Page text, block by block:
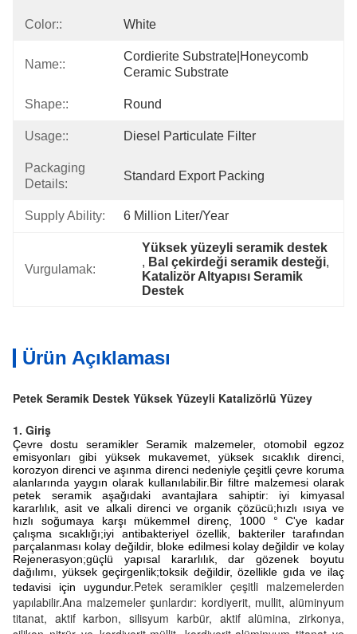
Color:: White
Name::
Cordierite Substrate|honeycomb
Ceramic Substrate
Shape:: Round
Usage:: Diesel Particulate Filter
Packaging
Details:
Standard Export Packing
Supply Ability: 6 Million Liter/year
Vurgulamak:
Yüksek yüzeyli seramik destek
, Bal çekirdeği seramik desteği
Katalizör Altyapısı Seramik
Destek
Ürün Açıklaması
Petek Seramik Destek Yüksek Yüzeyli Katalizörlü Yüzey
1. Giriş
Çevre dostu seramikler Seramik malzemeler, otomobil egzoz
emisyonları gibi yüksek mukavemet, yüksek sıcaklık direnci,
korozyon direnci ve aşınma direnci nedeniyle çeşitli çevre koruma
alanlarında yaygın olarak kullanılabilir.Bir filtre malzemesi olarak
petek seramik aşağıdaki avantajlara sahiptir: iyi kimyasal
kararlılık, asit ve alkali direnci ve organik çözücü;hızlı ısıya ve
hızlı soğumaya karşı mükemmel direnç, 1000 ° C'ye kadar
çalışma sıcaklığı;iyi antibakteriyel özellik, bakteriler tarafından
parçalanması kolay değildir, bloke edilmesi kolay değildir ve kolay
Rejenerasyon;güçlü yapısal kararlılık, dar gözenek boyutu
dağılımı, yüksek geçirgenlik;toksik değildir, özellikle gıda ve ilaç
tedavisi için uygundur. Petek seramikler çeşitli malzemelerden
yapılabilir.Ana malzemeler şunlardır: kordiyerit, mullit, alüminyum
titanat, aktif karbon, silisyum karbür, aktif alümina, zirkonya,